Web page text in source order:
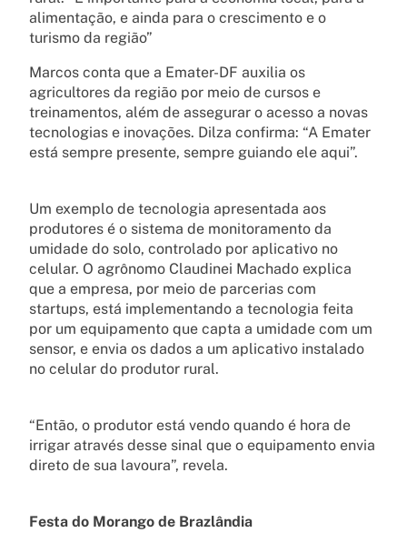
alimentação, e ainda para o crescimento e o
turismo da região”
Marcos conta que a Emater-DF auxilia os
agricultores da região por meio de cursos e
treinamentos, além de assegurar o acesso a novas
tecnologias e inovações. Dilza confirma: “A Emater
está sempre presente, sempre guiando ele aqui”.
Um exemplo de tecnologia apresentada aos
produtores é o sistema de monitoramento da
umidade do solo, controlado por aplicativo no
celular. O agrônomo Claudinei Machado explica
que a empresa, por meio de parcerias com
startups, está implementando a tecnologia feita
por um equipamento que capta a umidade com um
sensor, e envia os dados a um aplicativo instalado
no celular do produtor rural.
“Então, o produtor está vendo quando é hora de
irrigar através desse sinal que o equipamento envia
direto de sua lavoura”, revela.
Festa do Morango de Brazlândia